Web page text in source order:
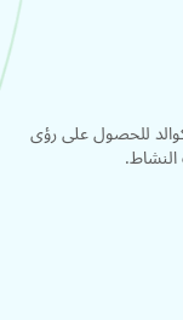
للحصول على رؤى